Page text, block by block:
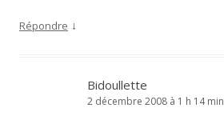
Répondre ↓
Bidoullette
2 décembre 2008 à 1 h 14 min